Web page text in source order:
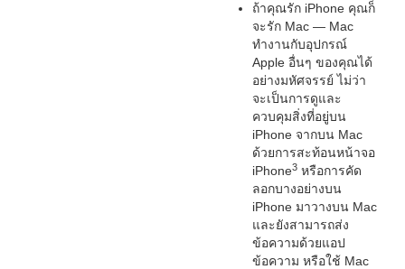
ถ้าคุณรัก iPhone คุณก็
จะรัก Mac — Mac
ทำงานกับอุปกรณ์
Apple อื่นๆ ของคุณได้
อย่างมหัศจรรย์ ไม่ว่า
จะเป็นการดูและ
ควบคุมสิ่งที่อยู่บน
iPhone จากบน Mac
ด้วยการสะท้อนหน้าจอ
iPhone3 หรือการคัด
ลอกบางอย่างบน
iPhone มาวางบน Mac
และยังสามารถส่ง
ข้อความด้วยแอป
ข้อความ หรือใช้ Mac